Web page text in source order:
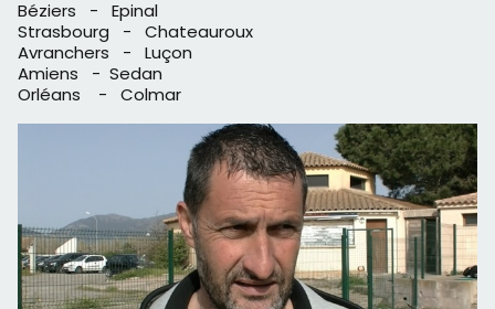
Béziers - Epinal
Strasbourg - Chateauroux
Avranchers - Luçon
Amiens - Sedan
Orléans - Colmar